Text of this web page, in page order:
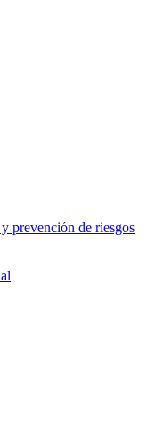
prevención de riesgos